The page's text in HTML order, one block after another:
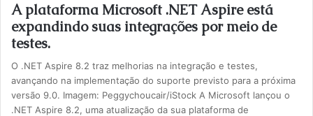
A plataforma Microsoft .NET Aspire está
expandindo suas integrações por meio de
testes.
O .NET Aspire 8.2 traz melhorias na integração e testes,
avançando na implementação do suporte previsto para a próxima
versão 9.0. Imagem: Peggychoucair/iStock A Microsoft lançou o
.NET Aspire 8.2, uma atualização da sua plataforma de